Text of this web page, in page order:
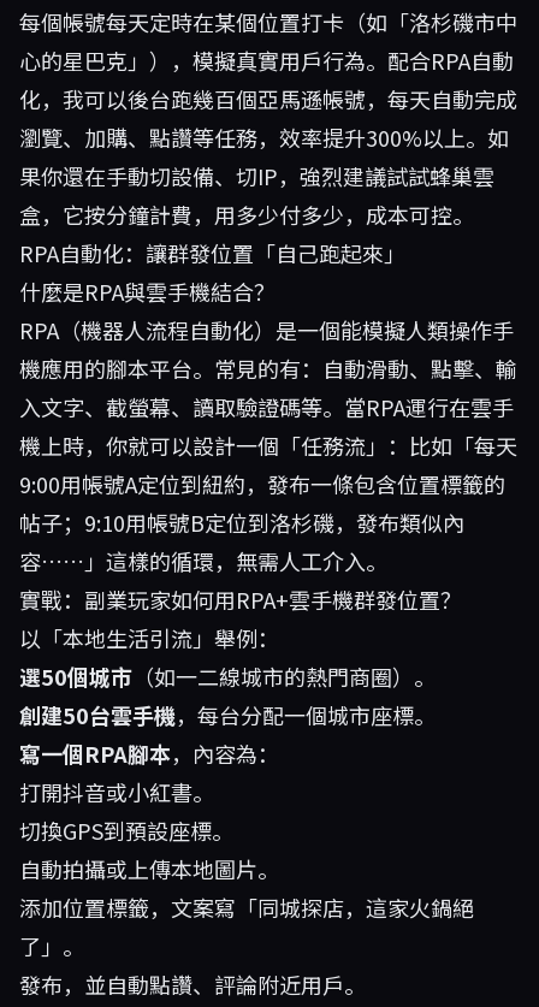
每個帳號每天定時在某個位置打卡（如「洛杉磯市中
心的星巴克」），模擬真實用戶行為。配合RPA自動
化，我可以後台跑幾百個亞馬遜帳號，每天自動完成
瀏覽、加購、點讚等任務，效率提升300%以上。如
果你還在手動切設備、切IP，強烈建議試試蜂巢雲
盒，它按分鐘計費，用多少付多少，成本可控。
RPA自動化：讓群發位置「自己跑起來」
什麼是RPA與雲手機結合？
RPA（機器人流程自動化）是一個能模擬人類操作手
機應用的腳本平台。常見的有：自動滑動、點擊、輸
入文字、截螢幕、讀取驗證碼等。當RPA運行在雲手
機上時，你就可以設計一個「任務流」：比如「每天
9:00用帳號A定位到紐約，發布一條包含位置標籤的
帖子；9:10用帳號B定位到洛杉磯，發布類似內
容……」這樣的循環，無需人工介入。
實戰：副業玩家如何用RPA+雲手機群發位置？
以「本地生活引流」舉例：
選50個城市 （如一二線城市的熱門商圈）。
創建50台雲手機，每台分配一個城市座標。
寫一個RPA腳本，內容為：
打開抖音或小紅書。
切換GPS到預設座標。
自動拍攝或上傳本地圖片。
添加位置標籤，文案寫「同城探店，這家火鍋絕
了」。
發布，並自動點讚、評論附近用戶。